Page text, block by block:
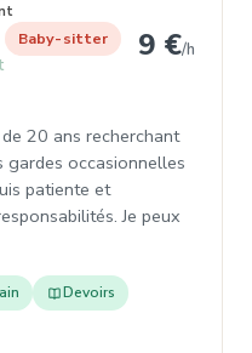
Baby-sitter 9 €/h
20 ans recherchant
gardes occasionnelles
patiente et
Je peux
Devoirs